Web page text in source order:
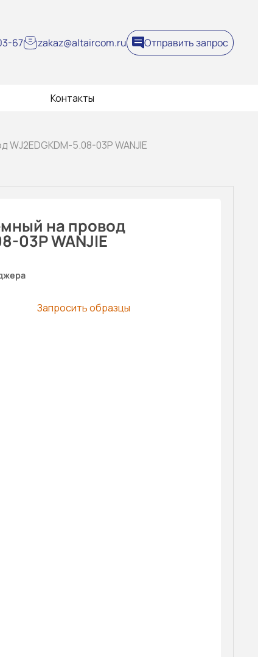
67 zakaz@altaircom.ru Отправить запрос
Контакты
5.08-03P WANJIE
на провод
03P WANJIE
Запросить образцы